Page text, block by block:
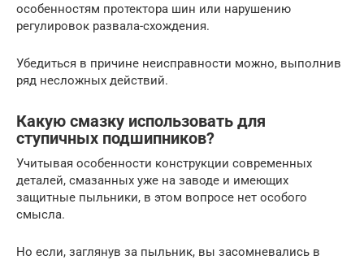
особенностям протектора шин или нарушению
регулировок развала-схождения.
Убедиться в причине неисправности можно, выполнив
ряд несложных действий.
Какую смазку использовать для
ступичных подшипников?
Учитывая особенности конструкции современных
деталей, смазанных уже на заводе и имеющих
защитные пыльники, в этом вопросе нет особого
смысла.
Но если, заглянув за пыльник, вы засомневались в